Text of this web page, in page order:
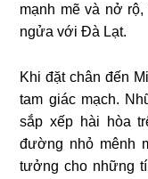
mạnh mẽ và nở
ngửa với Đà Lạt.
Khi đặt chân đến
tam giác mạch.
sắp xếp hài hòa
đường nhỏ mênh
tưởng cho những